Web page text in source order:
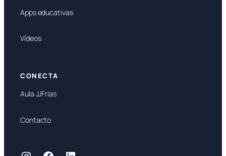
Apps educativas
Vídeos
CONECTA
Aula JJFrías
Contacto